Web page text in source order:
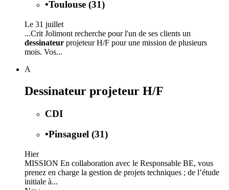
•Toulouse (31)
Le 31 juillet
...Crit Jolimont recherche pour l'un de ses clients un
dessinateur projeteur H/F pour une mission de plusieurs
mois. Vos...
A
Dessinateur projeteur H/F
CDI
•Pinsaguel (31)
Hier
MISSION En collaboration avec le Responsable BE, vous
prenez en charge la gestion de projets techniques ; de l’étude
initiale à...